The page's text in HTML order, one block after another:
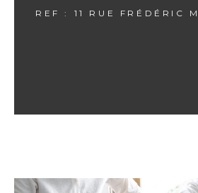
REF : 11 RUE FRÉDÉRIC